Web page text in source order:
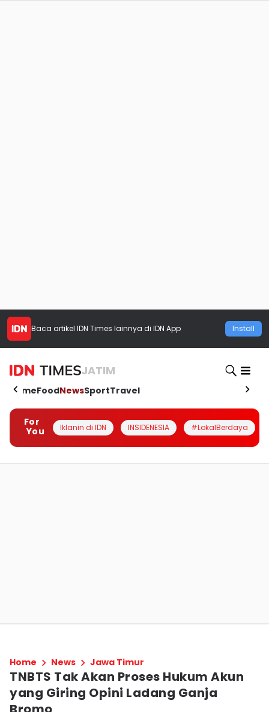
Baca artikel IDN Times lainnya di IDN App Install
JATIM
HomeFoodNewsSportTravel
For
You
Iklanin di IDN INSIDENESIA #LokalBerdaya
Home News Jawa Timur
TNBTS Tak Akan Proses Hukum Akun
yang Giring Opini Ladang Ganja